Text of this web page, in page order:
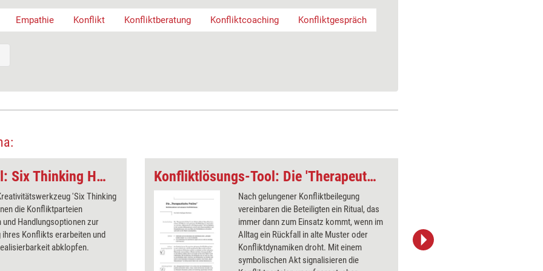
Empathie Konflikt Konfliktberatung Konfliktcoaching Konfliktgespräch
Konfliktlösungs-Tool: Six Thinking Hats
'Six Thinking
die Konfliktparteien
und Handlungsoptionen zur
ihres Konflikts erarbeiten und
abklopfen.
Konfliktlösungs-Tool: Die 'Therapeutische Praline'
Nach gelungener Konfliktbeilegung
vereinbaren die Beteiligten ein Ritual, das
immer dann zum Einsatz kommt, wenn im
Alltag ein Rückfall in alte Muster oder
Konfliktdynamiken droht. Mit einem
symbolischen Akt signalisieren die